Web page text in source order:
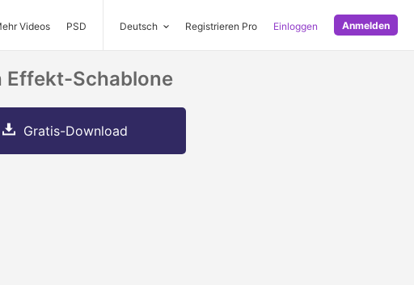
Videos PSD Deutsch Registrieren Pro Einloggen Anmelden
Effekt-Schablone
Gratis-Download